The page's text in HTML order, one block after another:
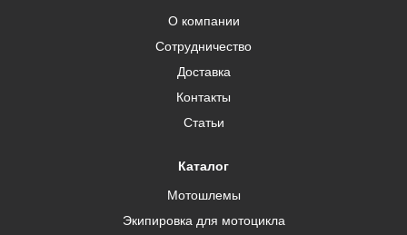
О компании
Сотрудничество
Доставка
Контакты
Статьи
Каталог
Мотошлемы
Экипировка для мотоцикла